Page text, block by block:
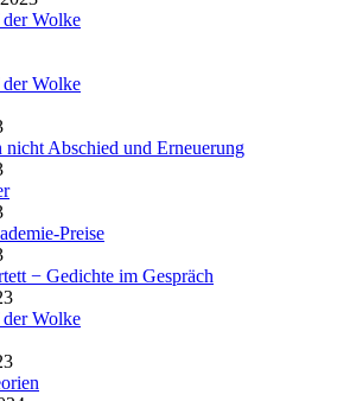
Wolke
Wolke
Abschied und Erneuerung
Preise
− Gedichte im Gespräch
Wolke